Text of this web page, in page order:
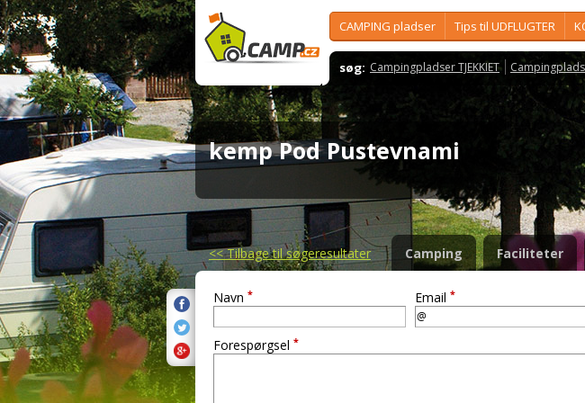
CAMPING pladser Tips til UDFLUGTER
søg: Campingpladser TJEKKIET
kemp Pod Pustevnami
<<Tilbage til søgeresultater Camping Faciliteter
Navn * Email *
Forespørgsel *